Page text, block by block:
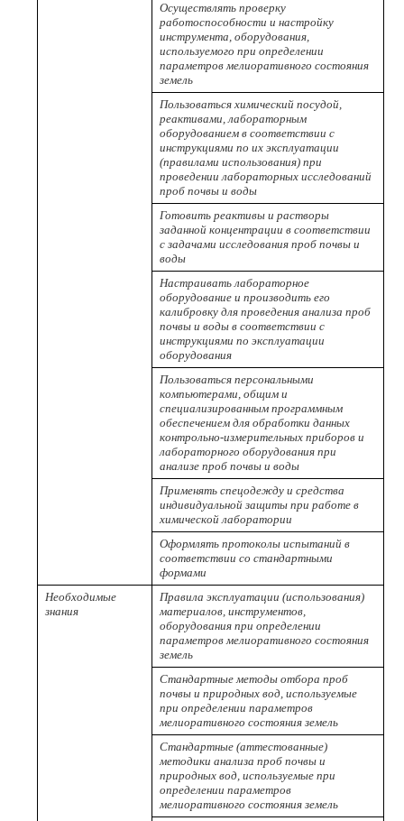
Осуществлять проверку
работоспособности и настройку
инструмента, оборудования,
используемого при определении
параметров мелиоративного состояния
земель
Пользоваться химический посудой,
реактивами, лабораторным
оборудованием в соответствии с
инструкциями по их эксплуатации
(правилами использования) при
проведении лабораторных исследований
проб почвы и воды
Готовить реактивы и растворы
заданной концентрации в соответствии
с задачами исследования проб почвы и
воды
Настраивать лабораторное
оборудование и производить его
калибровку для проведения анализа проб
почвы и воды в соответствии с
инструкциями по эксплуатации
оборудования
Пользоваться персональными
компьютерами, общим и
специализированным программным
обеспечением для обработки данных
контрольно-измерительных приборов и
лабораторного оборудования при
анализе проб почвы и воды
Применять спецодежду и средства
индивидуальной защиты при работе в
химической лаборатории
Оформлять протоколы испытаний в
соответствии со стандартными
формами
Необходимые
знания
Правила эксплуатации (использования)
материалов, инструментов,
оборудования при определении
параметров мелиоративного состояния
земель
Стандартные методы отбора проб
почвы и природных вод, используемые
при определении параметров
мелиоративного состояния земель
Стандартные (аттестованные)
методики анализа проб почвы и
природных вод, используемые при
определении параметров
мелиоративного состояния земель